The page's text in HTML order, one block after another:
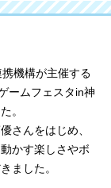
機構が主催する
ームフェスタin神
。
さんをはじめ、
かす楽しさやボ
ました。